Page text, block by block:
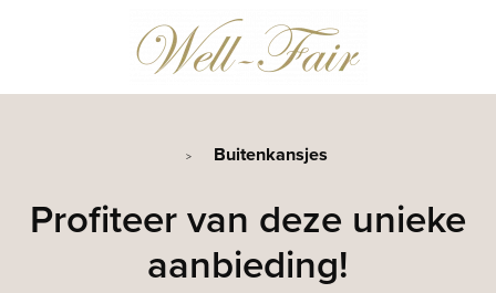
> Buitenkansjes
Profiteer van deze unieke
aanbieding!